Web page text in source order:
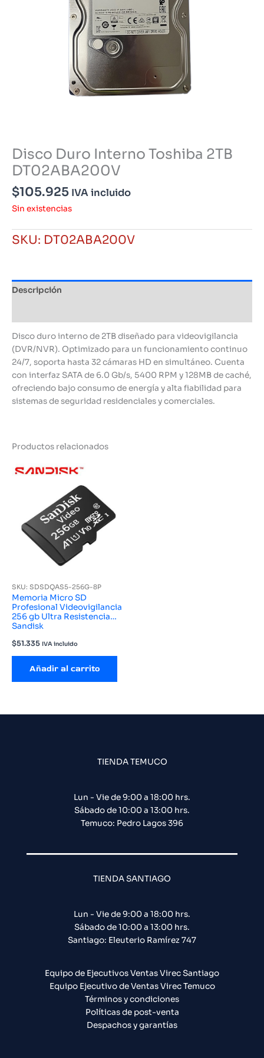
Disco Duro Interno Toshiba 2TB
DT02ABA200V
$105.925 IVA incluido
Sin existencias
SKU: DT02ABA200V
Descripción
Disco duro interno de 2TB diseñado para videovigilancia
(DVR/NVR). Optimizado para un funcionamiento continuo
24/7, soporta hasta 32 cámaras HD en simultáneo. Cuenta
con interfaz SATA de 6.0 Gb/s, 5400 RPM y 128MB de caché,
ofreciendo bajo consumo de energía y alta fiabilidad para
sistemas de seguridad residenciales y comerciales.
Productos relacionados
SKU: SDSDQAS5-256G-8P
Memoria Micro SD
Profesional Videovigilancia
256 gb Ultra Resistencia
Sandisk
$51.335 IVA incluido
Añadir al carrito
TIENDA TEMUCO
Lun - Vie de 9:00 a 18:00 hrs.
Sábado de 10:00 a 13:00 hrs.
Temuco: Pedro Lagos 396
TIENDA SANTIAGO
Lun - Vie de 9:00 a 18:00 hrs.
Sábado de 10:00 a 13:00 hrs.
Santiago: Eleuterio Ramírez 747​
Equipo de Ejecutivos Ventas Virec Santiago
Equipo Ejecutivo de Ventas Virec Temuco
Términos y condiciones
Políticas de post-venta
Despachos y garantías